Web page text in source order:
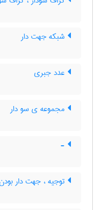
شبکه جهت دار
عدد جبری
مجموعه ی سو دار
-
توجیه ، جهت دار